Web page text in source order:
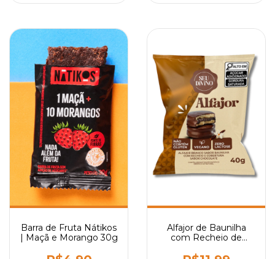
Barra de Fruta Nátikos
| Maçã e Morango 30g
Alfajor de Baunilha
com Recheio de